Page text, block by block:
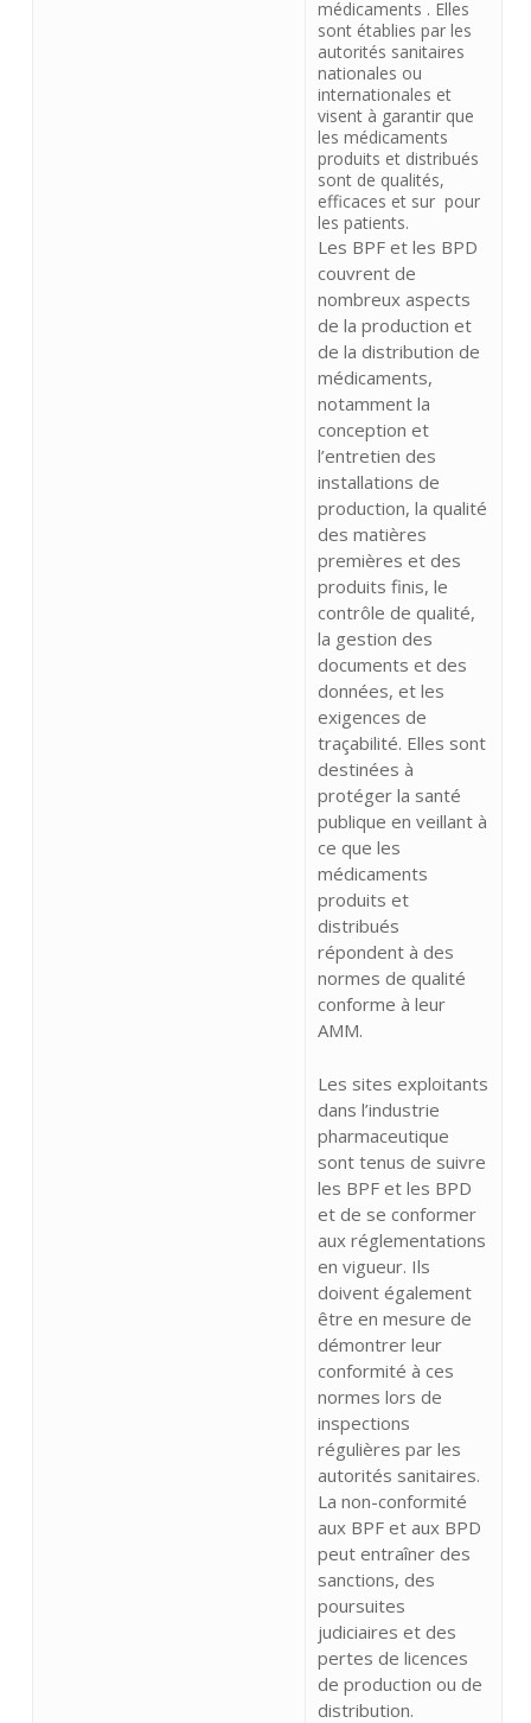
médicaments . Elles
sont établies par les
autorités sanitaires
nationales ou
internationales et
visent à garantir que
les médicaments
produits et distribués
sont de qualités,
efficaces et sur pour
les patients.
Les BPF et les BPD
couvrent de
nombreux aspects
de la production et
de la distribution de
médicaments,
notamment la
conception et
l’entretien des
installations de
production, la qualité
des matières
premières et des
produits finis, le
contrôle de qualité,
la gestion des
documents et des
données, et les
exigences de
traçabilité. Elles sont
destinées à
protéger la santé
publique en veillant à
ce que les
médicaments
produits et
distribués
répondent à des
normes de qualité
conforme à leur
AMM.
Les sites exploitants
dans l’industrie
pharmaceutique
sont tenus de suivre
les BPF et les BPD
et de se conformer
aux réglementations
en vigueur. Ils
doivent également
être en mesure de
démontrer leur
conformité à ces
normes lors de
inspections
régulières par les
autorités sanitaires.
La non-conformité
aux BPF et aux BPD
peut entraîner des
sanctions, des
poursuites
judiciaires et des
pertes de licences
de production ou de
distribution.